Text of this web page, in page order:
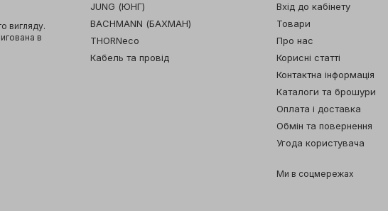
вигляду.
в
JUNG (ЮНГ)
BACHMANN (БАХМАН)
THORNeco
Кабель та провід
Вхід до кабінету
Товари
Про нас
Корисні статті
Контактна інформація
Каталоги та брошури
Оплата і доставка
Обмін та повернення
Угода користувача
Ми в соцмережах